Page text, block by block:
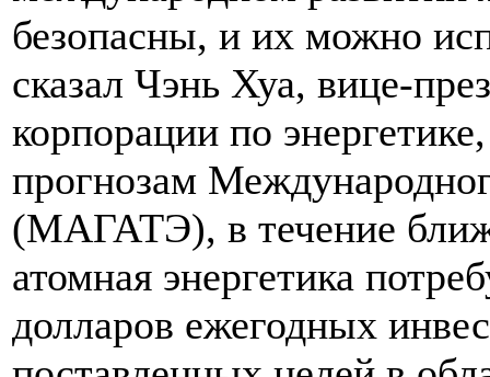
безопасны, и их можно
сказал Чэнь Хуа, вице-
корпорации по
прогнозам
(МАГАТЭ), в течение
атомная энергетика
долларов ежегодных